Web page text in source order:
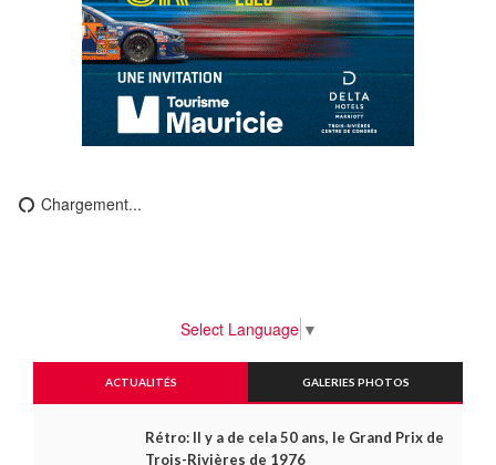
Chargement...
Select Language ▼
ACTUALITÉS GALERIES PHOTOS
Rétro: Il y a de cela 50 ans, le Grand Prix de
Trois-Rivières de 1976